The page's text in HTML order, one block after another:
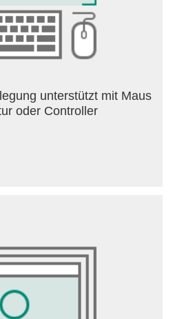
unterstützt mit Maus
oder Controller